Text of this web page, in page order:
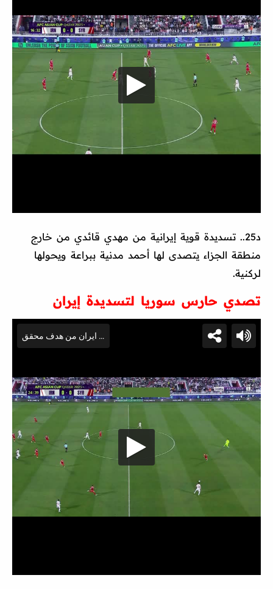
د25.. تسديدة قوية إيرانية من مهدي قائدي من خارج
منطقة الجزاء يتصدى لها أحمد مدنية ببراعة ويحولها
لركنية.
تصدي حارس سوريا لتسديدة إيران